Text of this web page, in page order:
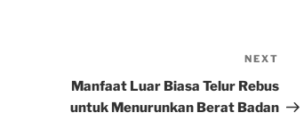
Post
NEXT
Manfaat Luar Biasa Telur Rebus
untuk Menurunkan Berat Badan